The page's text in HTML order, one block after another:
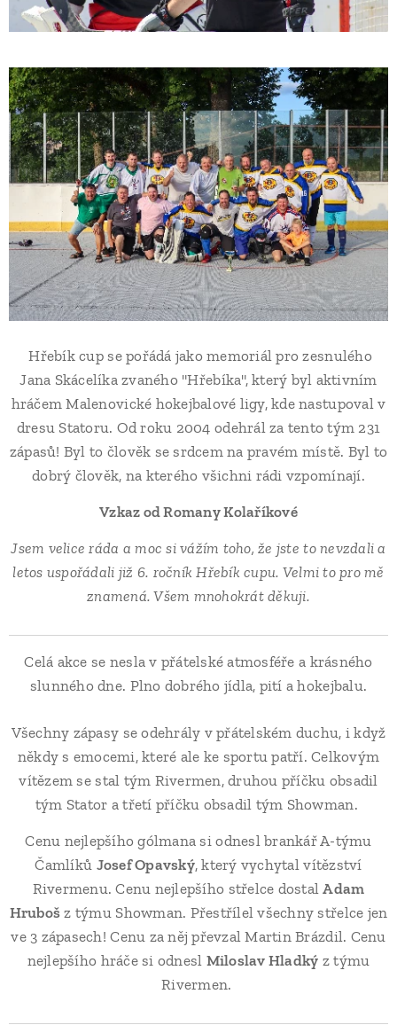
Hřebík cup se pořádá jako memoriál pro zesnulého
Jana Skácelíka zvaného "Hřebíka", který byl aktivním
hráčem Malenovické hokejbalové ligy, kde nastupoval v
dresu Statoru. Od roku 2004 odehrál za tento tým 231
zápasů! Byl to člověk se srdcem na pravém místě. Byl to
dobrý člověk, na kterého všichni rádi vzpomínají.
Vzkaz od Romany Kolaříkové
Jsem velice ráda a moc si vážím toho, že jste to nevzdali a
letos uspořádali již 6. ročník Hřebík cupu. Velmi to pro mě
znamená. Všem mnohokrát děkuji.
Celá akce se nesla v přátelské atmosféře a krásného
slunného dne. Plno dobrého jídla, pití a hokejbalu.
Všechny zápasy se odehrály v přátelském duchu, i když
někdy s emocemi, které ale ke sportu patří. Celkovým
vítězem se stal tým Rivermen, druhou příčku obsadil
tým Stator a třetí příčku obsadil tým Showman.
Cenu nejlepšího gólmana si odnesl brankář A-týmu
Čamlíků Josef Opavský, který vychytal vítězství
Rivermenu. Cenu nejlepšího střelce dostalAdam
Hruboš z týmu Showman. Přestřílel všechny střelce jen
ve 3 zápasech! Cenu za něj převzal Martin Brázdil. Cenu
nejlepšího hráče si odnesl Miloslav Hladký z týmu
Rivermen.